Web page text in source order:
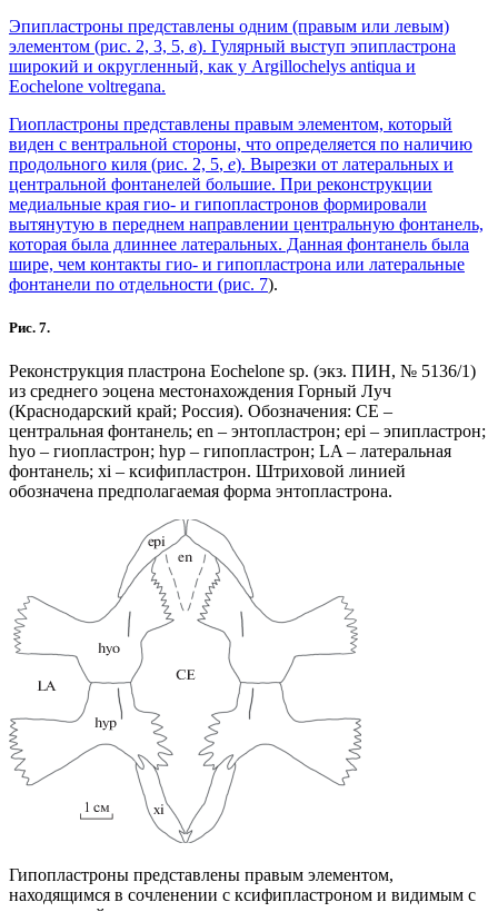
Эпипластроны представлены одним (правым или левым)
элементом (рис. 2, 3, 5, в). Гулярный выступ эпипластрона
широкий и округленный, как у Argillochelys antiqua и
Eochelone voltregana.
Гиопластроны представлены правым элементом, который
виден с вентральной стороны, что определяется по наличию
продольного киля (рис. 2, 5, е). Вырезки от латеральных и
центральной фонтанелей большие. При реконструкции
медиальные края гио- и гипопластронов формировали
вытянутую в переднем направлении центральную фонтанель,
которая была длиннее латеральных. Данная фонтанель была
шире, чем контакты гио- и гипопластрона или латеральные
фонтанели по отдельности (рис. 7).
Рис. 7.
Реконструкция пластрона Eochelone sp. (экз. ПИН, № 5136/1)
из среднего эоцена местонахождения Горный Луч
(Краснодарский край; Россия). Обозначения: CE –
центральная фонтанель; en – энтопластрон; epi – эпипластрон;
hyo – гиопластрон; hyp – гипопластрон; LA – латеральная
фонтанель; xi – ксифипластрон. Штриховой линией
обозначена предполагаемая форма энтопластрона.
Гипопластроны представлены правым элементом,
находящимся в сочленении с ксифипластроном и видимым с